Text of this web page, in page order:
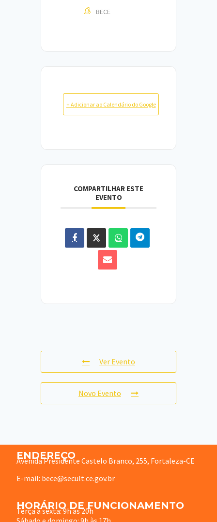
BECE
+ Adicionar ao Calendário do Google
COMPARTILHAR ESTE
EVENTO
Ver Evento
Novo Evento
ENDEREÇO
Avenida Presidente Castelo Branco, 255, Fortaleza-CE
E-mail: bece@secult.ce.gov.br
HORÁRIO DE FUNCIONAMENTO
Terça à sexta: 9h às 20h